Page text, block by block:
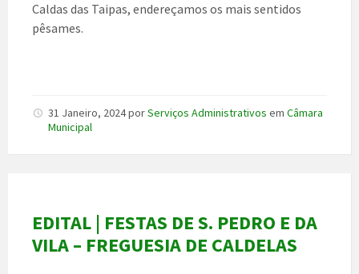
Caldas das Taipas, endereçamos os mais sentidos
pêsames.
31 Janeiro, 2024porServiços Administrativos em Câmara
Municipal
EDITAL | FESTAS DE S. PEDRO E DA
VILA – FREGUESIA DE CALDELAS